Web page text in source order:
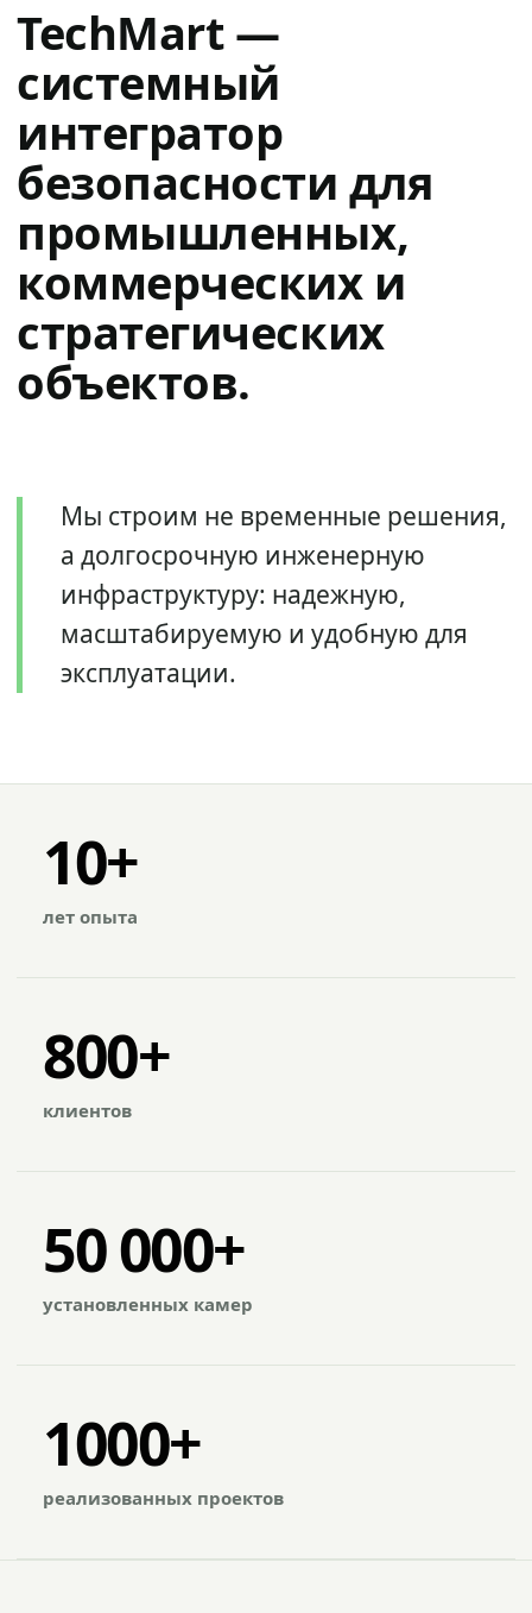
TechMart —
системный
интегратор
безопасности для
промышленных,
коммерческих и
стратегических
объектов.
Мы строим не временные решения,
а долгосрочную инженерную
инфраструктуру: надежную,
масштабируемую и удобную для
эксплуатации.
10+
лет опыта
800+
клиентов
50 000+
установленных камер
1000+
реализованных проектов